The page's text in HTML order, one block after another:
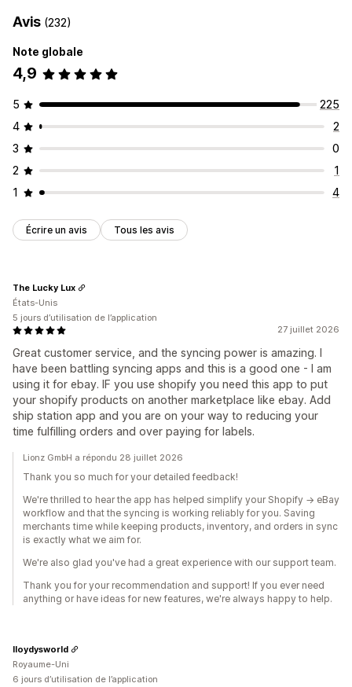
Avis (232)
Note globale
4,9
5
225
4
2
3
0
2
1
1
4
Écrire un avis Tous les avis
27 juillet 2026
Great customer service, and the syncing power is amazing. I
have been battling syncing apps and this is a good one - I am
using it for ebay. IF you use shopify you need this app to put
your shopify products on another marketplace like ebay. Add
ship station app and you are on your way to reducing your
time fulfilling orders and over paying for labels.
The Lucky Lux
États-Unis
5 jours d’utilisation de l’application
Lionz GmbH a répondu 28 juillet 2026
Thank you so much for your detailed feedback!
We're thrilled to hear the app has helped simplify your Shopify → eBay
workflow and that the syncing is working reliably for you. Saving
merchants time while keeping products, inventory, and orders in sync
is exactly what we aim for.
We're also glad you've had a great experience with our support team.
Thank you for your recommendation and support! If you ever need
anything or have ideas for new features, we're always happy to help.
lloydysworld
Royaume-Uni
6 jours d’utilisation de l’application